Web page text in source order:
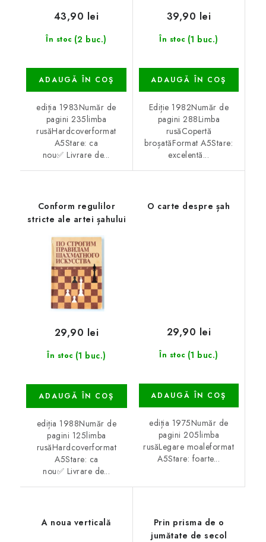
În stoc (2 buc.)
43,90 lei
ADAUGĂ ÎN COŞ
ediția 1983Număr de
pagini 235limba
rusăHardcoverformat
A5Stare: ca
nou✅ Livrare de...
În stoc (1 buc.)
39,90 lei
ADAUGĂ ÎN COŞ
Ediție 1982Număr de
pagini 288Limba
rusăCopertă
broșatăFormat A5Stare:
excelentă...
Conform regulilor
stricte ale artei șahului
În stoc (1 buc.)
29,90 lei
ADAUGĂ ÎN COŞ
ediția 1988Număr de
pagini 125limba
rusăHardcoverformat
A5Stare: ca
nou✅ Livrare de...
O carte despre șah
În stoc (1 buc.)
29,90 lei
ADAUGĂ ÎN COŞ
ediția 1975Număr de
pagini 205limba
rusăLegare moaleformat
A5Stare: foarte...
A noua verticală
Prin prisma de o
jumătate de secol